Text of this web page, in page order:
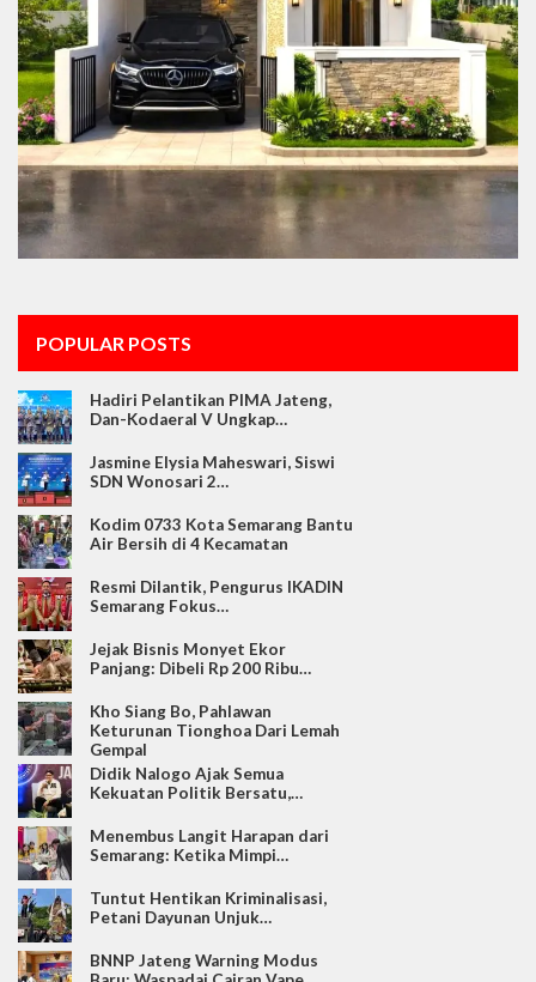
POPULAR POSTS
Hadiri Pelantikan PIMA Jateng,
Dan-Kodaeral V Ungkap…
Jasmine Elysia Maheswari, Siswi
SDN Wonosari 2…
Kodim 0733 Kota Semarang Bantu
Air Bersih di 4 Kecamatan
Resmi Dilantik, Pengurus IKADIN
Semarang Fokus…
Jejak Bisnis Monyet Ekor
Panjang: Dibeli Rp 200 Ribu…
Kho Siang Bo, Pahlawan
Keturunan Tionghoa Dari Lemah
Gempal
Didik Nalogo Ajak Semua
Kekuatan Politik Bersatu,…
Menembus Langit Harapan dari
Semarang: Ketika Mimpi…
Tuntut Hentikan Kriminalisasi,
Petani Dayunan Unjuk…
BNNP Jateng Warning Modus